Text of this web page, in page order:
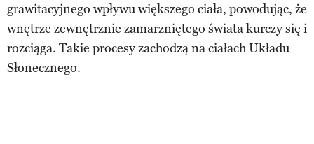
grawitacyjnego wpływu większego ciała, powodując, że
wnętrze zewnętrznie zamarzniętego świata kurczy się i
rozciąga. Takie procesy zachodzą na ciałach Układu
Słonecznego.